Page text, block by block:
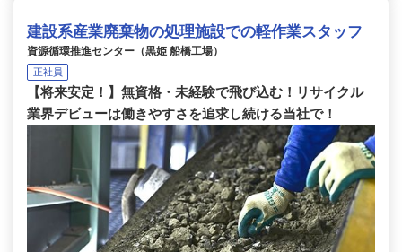
建設系産業廃棄物の処理施設での軽作業スタッフ
資源循環推進センター（黒姫 船橋工場）
正社員
【将来安定！】無資格・未経験で飛び込む！リサイクル
業界デビューは働きやすさを追求し続ける当社で！